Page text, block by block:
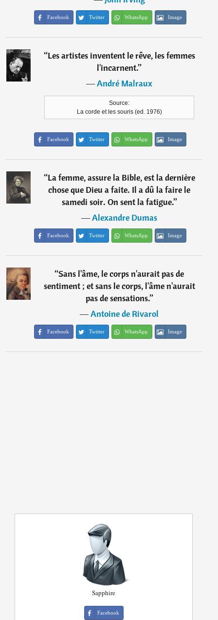
Facebook Twitter WhatsApp Image
“Les artistes inventent le rêve, les femmes
l'incarnent.”
―André Malraux
Source:
La corde et les souris (ed. 1976)
Facebook Twitter WhatsApp Image
“La femme, assure la Bible, est la dernière
chose que Dieu a faite. Il a dû la faire le
samedi soir. On sent la fatigue.”
―Alexandre Dumas
Facebook Twitter WhatsApp Image
“Sans l'âme, le corps n'aurait pas de
sentiment ; et sans le corps, l'âme n'aurait
pas de sensations.”
―Antoine de Rivarol
Facebook Twitter WhatsApp Image
Sapphire
Facebook